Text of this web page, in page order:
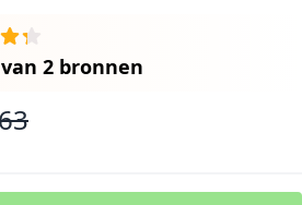
van 2 bronnen